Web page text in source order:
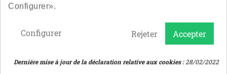
Muselet Noir
Configurer».
Accepter
Rejeter
Configurer
Dernière mise à jour de la déclaration relative aux cookies :28/02/2022